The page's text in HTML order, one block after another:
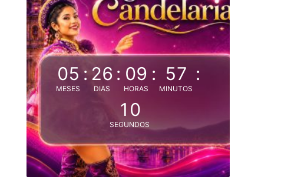
05
MESES
: 26
DIAS
: 09
HORAS
: 57
MINUTOS
:
08
SEGUNDOS